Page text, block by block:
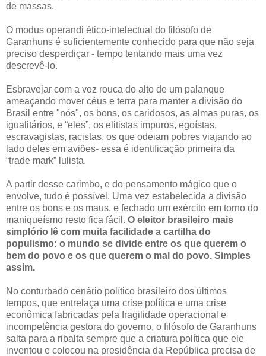
de massas.
O modus operandi ético-intelectual do filósofo de
Garanhuns é suficientemente conhecido para que não seja
preciso desperdiçar - tempo tentando mais uma vez
descrevê-lo.
Esbravejar com a voz rouca do alto de um palanque
ameaçando mover céus e terra para manter a divisão do
Brasil entre "nós", os bons, os caridosos, as almas puras, os
igualitários, e “eles”, os elitistas impuros, egoístas,
escravagistas, racistas, os que odeiam pobres viajando ao
lado deles em aviões- essa é identificação primeira da
“trade mark” lulista.
A partir desse carimbo, e do pensamento mágico que o
envolve, tudo é possível. Uma vez estabelecida a divisão
entre os bons e os maus, e fechado um exército em torno do
maniqueísmo resto fica fácil. O eleitor brasileiro mais
simplório lê com muita facilidade a cartilha do
populismo: o mundo se divide entre os que querem o
bem do povo e os que querem o mal do povo. Simples
assim.
No conturbado cenário político brasileiro dos últimos
tempos, que entrelaça uma crise política e uma crise
econômica fabricadas pela fragilidade operacional e
incompetência gestora do governo, o filósofo de Garanhuns
salta para a ribalta sempre que a criatura política que ele
inventou e colocou na presidência da República precisa de